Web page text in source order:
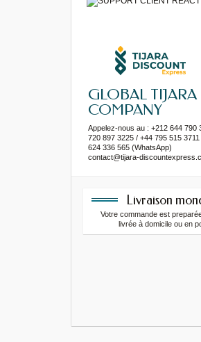
GLOBAL TIJARA
COMPANY
Appelez-nous au : +212 644 790
720 897 3225 / +44 795 515
624 336 565 (WhatsApp)
contact@tijara-
Livraison
Votre commande est
livrée à domicile ou en